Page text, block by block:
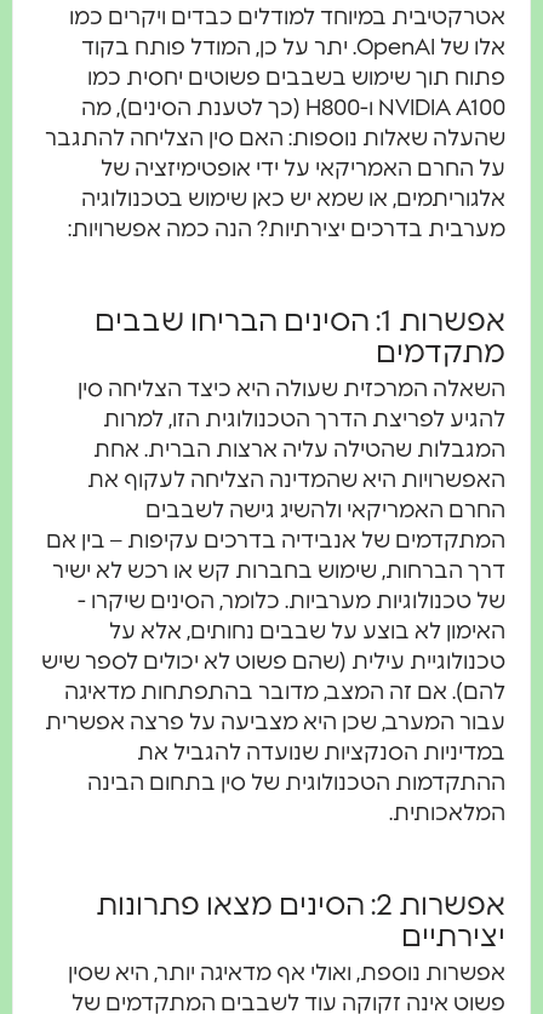
אטרקטיבית במיוחד למודלים כבדים ויקרים כמו
אלו של OpenAI. יתר על כן, המודל פותח בקוד
פתוח תוך שימוש בשבבים פשוטים יחסית כמו
NVIDIA A100 ו-H800 (כך לטענת הסינים), מה
שהעלה שאלות נוספות: האם סין הצליחה להתגבר
על החרם האמריקאי על ידי אופטימיזציה של
אלגוריתמים, או שמא יש כאן שימוש בטכנולוגיה
מערבית בדרכים יצירתיות? הנה כמה אפשרויות:
אפשרות 1: הסינים הבריחו שבבים
מתקדמים
השאלה המרכזית שעולה היא כיצד הצליחה סין
להגיע לפריצת הדרך הטכנולוגית הזו, למרות
המגבלות שהטילה עליה ארצות הברית. אחת
האפשרויות היא שהמדינה הצליחה לעקוף את
החרם האמריקאי ולהשיג גישה לשבבים
המתקדמים של אנבידיה בדרכים עקיפות – בין אם
דרך הברחות, שימוש בחברות קש או רכש לא ישיר
של טכנולוגיות מערביות. כלומר, הסינים שיקרו -
האימון לא בוצע על שבבים נחותים, אלא על
טכנולוגיית עילית (שהם פשוט לא יכולים לספר שיש
להם). אם זה המצב, מדובר בהתפתחות מדאיגה
עבור המערב, שכן היא מצביעה על פרצה אפשרית
במדיניות הסנקציות שנועדה להגביל את
ההתקדמות הטכנולוגית של סין בתחום הבינה
המלאכותית.
אפשרות 2: הסינים מצאו פתרונות
יצירתיים
אפשרות נוספת, ואולי אף מדאיגה יותר, היא שסין
פשוט אינה זקוקה עוד לשבבים המתקדמים של